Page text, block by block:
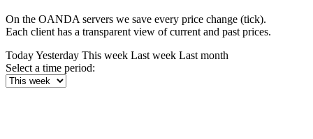
On the OANDA servers we save every price change (tick).
Each client has a transparent view of current and past prices.
TodayYesterday This week Last week Last month
Select a time period: